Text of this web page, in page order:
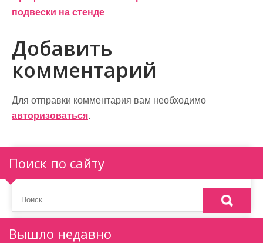
по
подвески на стенде
Добавить
комментарий
Для отправки комментария вам необходимо
авторизоваться.
Поиск по сайту
Вышло недавно